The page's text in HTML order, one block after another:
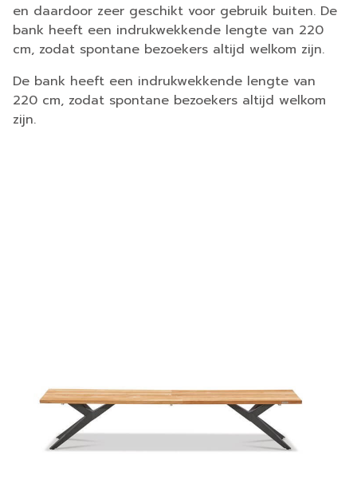
en daardoor zeer geschikt voor gebruik buiten. De
bank heeft een indrukwekkende lengte van 220
cm, zodat spontane bezoekers altijd welkom zijn.
De bank heeft een indrukwekkende lengte van
220 cm, zodat spontane bezoekers altijd welkom
zijn.